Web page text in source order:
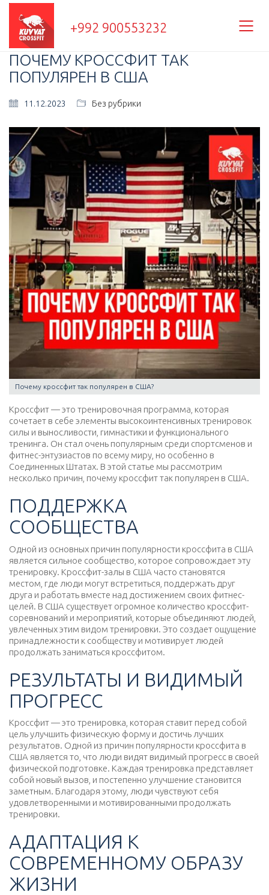
+992 900553232
ПОЧЕМУ КРОССФИТ ТАК
ПОПУЛЯРЕН В США
11.12.2023 Без рубрики
Почему кроссфит так популярен в США?
Кроссфит — это тренировочная программа, которая
сочетает в себе элементы высокоинтенсивных тренировок
силы и выносливости, гимнастики и функционального
тренинга. Он стал очень популярным среди спортсменов и
фитнес-энтузиастов по всему миру, но особенно в
Соединенных Штатах. В этой статье мы рассмотрим
несколько причин, почему кроссфит так популярен в США.
ПОДДЕРЖКА
СООБЩЕСТВА
Одной из основных причин популярности кроссфита в США
является сильное сообщество, которое сопровождает эту
тренировку. Кроссфит-залы в США часто становятся
местом, где люди могут встретиться, поддержать друг
друга и работать вместе над достижением своих фитнес-
целей. В США существует огромное количество кроссфит-
соревнований и мероприятий, которые объединяют людей,
увлеченных этим видом тренировки. Это создает ощущение
принадлежности к сообществу и мотивирует людей
продолжать заниматься кроссфитом.
РЕЗУЛЬТАТЫ И ВИДИМЫЙ
ПРОГРЕСС
Кроссфит — это тренировка, которая ставит перед собой
цель улучшить физическую форму и достичь лучших
результатов. Одной из причин популярности кроссфита в
США является то, что люди видят видимый прогресс в своей
физической подготовке. Каждая тренировка представляет
собой новый вызов, и постепенно улучшение становится
заметным. Благодаря этому, люди чувствуют себя
удовлетворенными и мотивированными продолжать
тренировки.
АДАПТАЦИЯ К
СОВРЕМЕННОМУ ОБРАЗУ
ЖИЗНИ